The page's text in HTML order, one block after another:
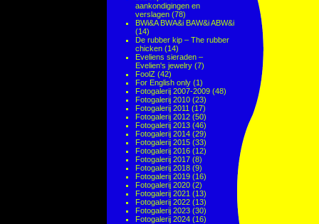
aankondigingen en
verslagen (78)
BWi&A BWA&i BAW&i ABW&i
(14)
De rubber kip – The rubber
chicken (14)
Eveliens sieraden –
Evelien's jewelry (7)
FoolZ (42)
For English only (1)
Fotogalerij 2007-2009 (48)
Fotogalerij 2010 (23)
Fotogalerij 2011 (17)
Fotogalerij 2012 (50)
Fotogalerij 2013 (46)
Fotogalerij 2014 (29)
Fotogalerij 2015 (33)
Fotogalerij 2016 (12)
Fotogalerij 2017 (8)
Fotogalerij 2018 (9)
Fotogalerij 2019 (16)
Fotogalerij 2020 (2)
Fotogalerij 2021 (13)
Fotogalerij 2022 (13)
Fotogalerij 2023 (30)
Fotogalerij 2024 (16)